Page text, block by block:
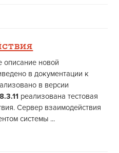
описание новой
в документации к
в версии
8.3.11 реализована тестовая
Сервер взаимодействия
системы ...